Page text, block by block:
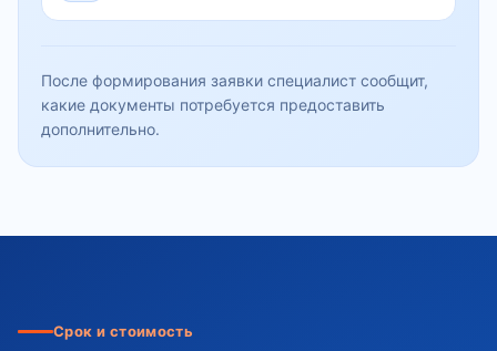
После формирования заявки специалист сообщит,
какие документы потребуется предоставить
дополнительно.
Срок и стоимость